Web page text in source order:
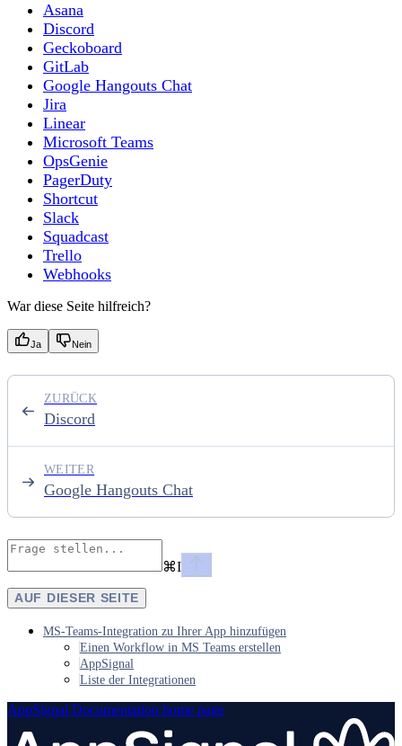
Asana
Discord
Geckoboard
GitLab
Google Hangouts Chat
Jira
Linear
Microsoft Teams
OpsGenie
PagerDuty
Shortcut
Slack
Squadcast
Trello
Webhooks
War diese Seite hilfreich?
Ja Nein
Discord
ZURÜCK
Google Hangouts Chat
WEITER
⌘I
AUF DIESER SEITE
MS-Teams-Integration zu Ihrer App hinzufügen
Einen Workflow in MS Teams erstellen
AppSignal
Liste der Integrationen
AppSignal Documentation home page